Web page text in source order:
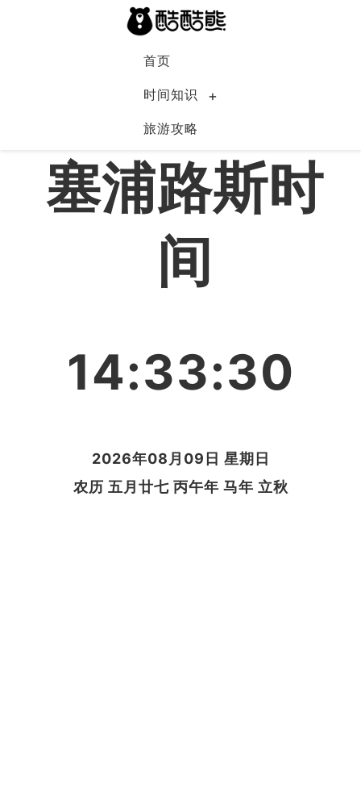
首页
时间知识
旅游攻略
塞浦路斯
塞浦路斯时
间
14:33:31
2026年08月09日 星期日
农历 五月廿七 丙午年 马年 立秋